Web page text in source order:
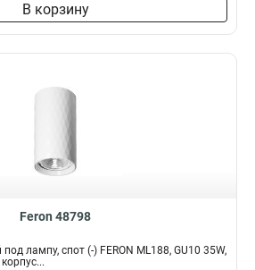
В корзину
Feron 48798
лампу, спот (-) FERON ML188, GU10 35W,